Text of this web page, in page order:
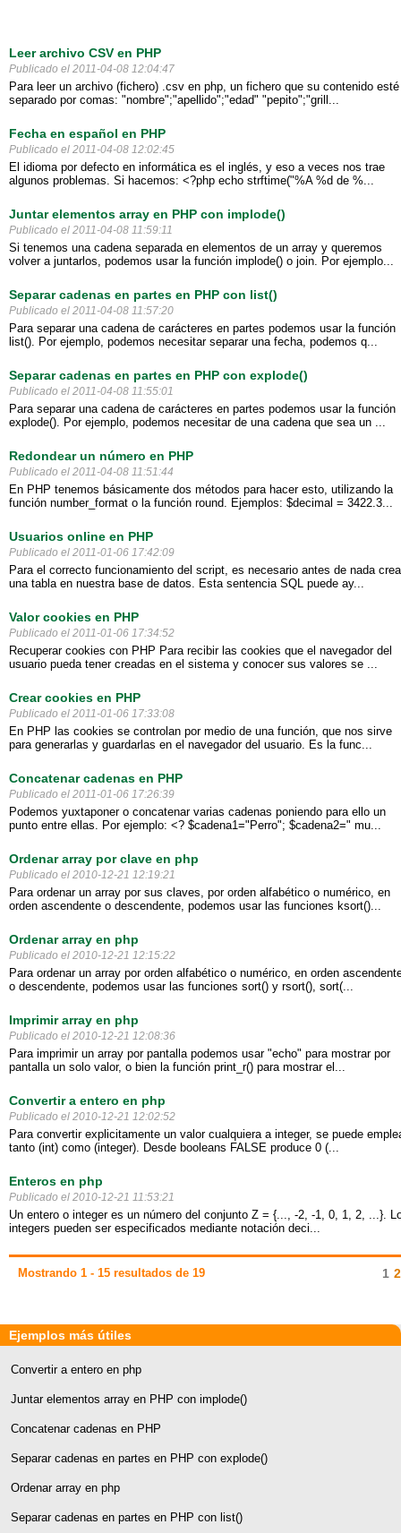
Leer archivo CSV en PHP
Publicado el 2011-04-08 12:04:47
Para leer un archivo (fichero) .csv en php, un fichero que su contenido esté
separado por comas: "nombre";"apellido";"edad" "pepito";"grill...
Fecha en español en PHP
Publicado el 2011-04-08 12:02:45
El idioma por defecto en informática es el inglés, y eso a veces nos trae
algunos problemas. Si hacemos: <?php echo strftime("%A %d de %...
Juntar elementos array en PHP con implode()
Publicado el 2011-04-08 11:59:11
Si tenemos una cadena separada en elementos de un array y queremos
volver a juntarlos, podemos usar la función implode() o join. Por ejemplo...
Separar cadenas en partes en PHP con list()
Publicado el 2011-04-08 11:57:20
Para separar una cadena de carácteres en partes podemos usar la función
list(). Por ejemplo, podemos necesitar separar una fecha, podemos q...
Separar cadenas en partes en PHP con explode()
Publicado el 2011-04-08 11:55:01
Para separar una cadena de carácteres en partes podemos usar la función
explode(). Por ejemplo, podemos necesitar de una cadena que sea un ...
Redondear un número en PHP
Publicado el 2011-04-08 11:51:44
En PHP tenemos básicamente dos métodos para hacer esto, utilizando la
función number_format o la función round. Ejemplos: $decimal = 3422.3...
Usuarios online en PHP
Publicado el 2011-01-06 17:42:09
Para el correcto funcionamiento del script, es necesario antes de nada
una tabla en nuestra base de datos. Esta sentencia SQL puede ay...
Valor cookies en PHP
Publicado el 2011-01-06 17:34:52
Recuperar cookies con PHP Para recibir las cookies que el navegador del
usuario pueda tener creadas en el sistema y conocer sus valores se ...
Crear cookies en PHP
Publicado el 2011-01-06 17:33:08
En PHP las cookies se controlan por medio de una función, que nos sirve
para generarlas y guardarlas en el navegador del usuario. Es la func...
Concatenar cadenas en PHP
Publicado el 2011-01-06 17:26:39
Podemos yuxtaponer o concatenar varias cadenas poniendo para ello un
punto entre ellas. Por ejemplo: <? $cadena1="Perro"; $cadena2=" mu...
Ordenar array por clave en php
Publicado el 2010-12-21 12:19:21
Para ordenar un array por sus claves, por orden alfabético o numérico, en
orden ascendente o descendente, podemos usar las funciones ksort()...
Ordenar array en php
Publicado el 2010-12-21 12:15:22
Para ordenar un array por orden alfabético o numérico, en orden
o descendente, podemos usar las funciones sort() y rsort(), sort(...
Imprimir array en php
Publicado el 2010-12-21 12:08:36
Para imprimir un array por pantalla podemos usar "echo" para mostrar por
pantalla un solo valor, o bien la función print_r() para mostrar el...
Convertir a entero en php
Publicado el 2010-12-21 12:02:52
Para convertir explicitamente un valor cualquiera a integer, se puede
tanto (int) como (integer). Desde booleans FALSE produce 0 (...
Enteros en php
Publicado el 2010-12-21 11:53:21
Un entero o integer es un número del conjunto Z = {..., -2, -1, 0, 1, 2, ...}.
integers pueden ser especificados mediante notación deci...
Mostrando 1 - 15 resultados de 19 1 2
Ejemplos más útiles
Convertir a entero en php
Juntar elementos array en PHP con implode()
Concatenar cadenas en PHP
Separar cadenas en partes en PHP con explode()
Ordenar array en php
Separar cadenas en partes en PHP con list()